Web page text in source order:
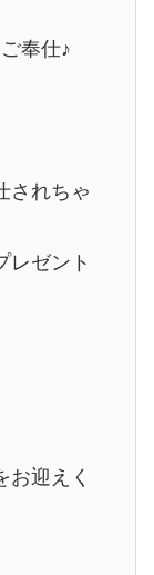
奉仕♪
されちゃ
レゼント
お迎えく